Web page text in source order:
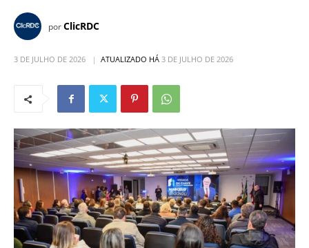
porClicRDC
3 DE JULHO DE 2026 ATUALIZADO HÁ 3 DE JULHO DE 2026